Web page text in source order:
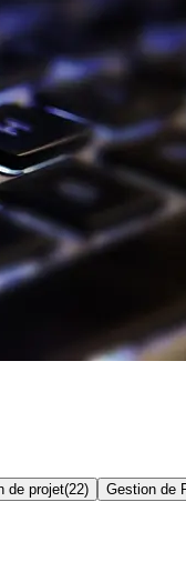
de projet(22) Gestion de